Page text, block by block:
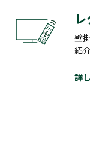
壁
紹
詳